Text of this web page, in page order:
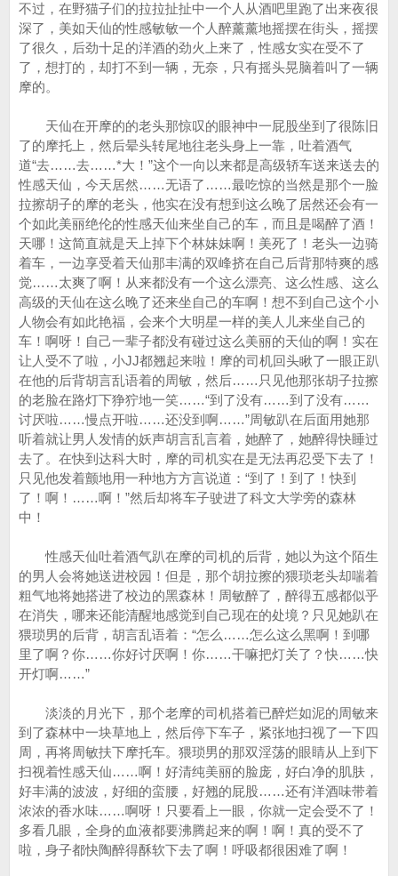
不过，在野猫子们的拉拉扯扯中一个人从酒吧里跑了出来夜很
深了，美如天仙的性感敏敏一个人醉薰薰地摇摆在街头，摇摆
了很久，后劲十足的洋酒的劲火上来了，性感女实在受不了
了，想打的，却打不到一辆，无奈，只有摇头晃脑着叫了一辆
摩的。
天仙在开摩的的老头那惊叹的眼神中一屁股坐到了很陈旧
了的摩托上，然后晕头转尾地往老头身上一靠，吐着酒气
道“去……去……*大！”这个一向以来都是高级轿车送来送去的
性感天仙，今天居然……无语了……最吃惊的当然是那个一脸
拉擦胡子的摩的老头，他实在没有想到这么晚了居然还会有一
个如此美丽绝伦的性感天仙来坐自己的车，而且是喝醉了酒！
天哪！这简直就是天上掉下个林妹妹啊！美死了！老头一边骑
着车，一边享受着天仙那丰满的双峰挤在自己后背那特爽的感
觉……太爽了啊！从来都没有一个这么漂亮、这么性感、这么
高级的天仙在这么晚了还来坐自己的车啊！想不到自己这个小
人物会有如此艳福，会来个大明星一样的美人儿来坐自己的
车！啊呀！自己一辈子都没有碰过这么美丽的天仙的啊！实在
让人受不了啦，小JJ都翘起来啦！摩的司机回头瞅了一眼正趴
在他的后背胡言乱语着的周敏，然后……只见他那张胡子拉擦
的老脸在路灯下狰狞地一笑……“到了没有……到了没有……
讨厌啦……慢点开啦……还没到啊……”周敏趴在后面用她那
听着就让男人发情的妖声胡言乱言着，她醉了，她醉得快睡过
去了。在快到达科大时，摩的司机实在是无法再忍受下去了！
只见他发着颤地用一种地方方言说道：“到了！到了！快到
了！啊！……啊！”然后却将车子驶进了科文大学旁的森林
中！
性感天仙吐着酒气趴在摩的司机的后背，她以为这个陌生
的男人会将她送进校园！但是，那个胡拉擦的猥琐老头却喘着
粗气地将她搭进了校边的黑森林！周敏醉了，醉得五感都似乎
在消失，哪来还能清醒地感觉到自己现在的处境？只见她趴在
猥琐男的后背，胡言乱语着：“怎么……怎么这么黑啊！到哪
里了啊？你……你好讨厌啊！你……干嘛把灯关了？快……快
开灯啊……”
淡淡的月光下，那个老摩的司机搭着已醉烂如泥的周敏来
到了森林中一块草地上，然后停下车子，紧张地扫视了一下四
周，再将周敏扶下摩托车。猥琐男的那双淫荡的眼睛从上到下
扫视着性感天仙……啊！好清纯美丽的脸庞，好白净的肌肤，
好丰满的波波，好细的蛮腰，好翘的屁股……还有洋酒味带着
浓浓的香水味……啊呀！只要看上一眼，你就一定会受不了！
多看几眼，全身的血液都要沸腾起来的啊！啊！真的受不了
啦，身子都快陶醉得酥软下去了啊！呼吸都很困难了啊！